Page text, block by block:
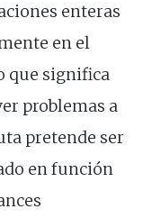
enteras
en el
que significa
problemas a
pretende ser
en función